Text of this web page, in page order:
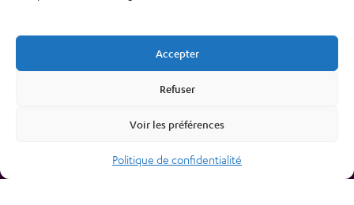
Accepter
Refuser
Voir les préférences
Politique de confidentialité
Mentions légales – CGU